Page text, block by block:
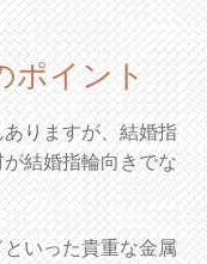
ポイント
りますが、結婚指
結婚指輪向きでな
いった貴重な金属